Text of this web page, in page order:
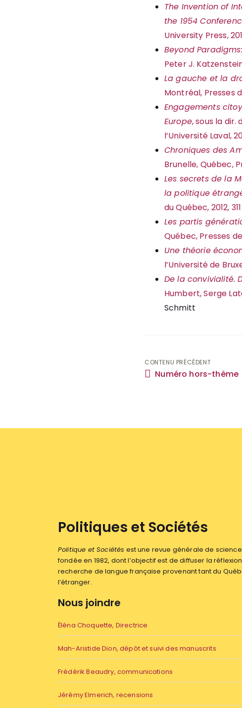
The Invention of
the 1954
University Press,
Beyond
Peter J.
La gauche et la
Montréal, Presses
Engagements
Europe, sous la dir.
l’Université Laval,
Chroniques des
Brunelle, Québec,
Les secrets de la
la politique
du Québec, 2012,
Les partis
Québec, Presses de
Une théorie
l’Université de
De la convivialité.
Humbert, Serge
Schmitt
Navigation
CONTENU PRÉCÉDENT
Numéro hors-thème
Politiques et Sociétés
Politique et Sociétés est une revue générale de
fondée en 1982, dont l’objectif est de diffuser la
recherche de langue française provenant tant du
l’étranger.
Nous joindre
Éléna Choquette, Directrice
Mah-Aristide Dion, dépôt et suivi des manuscrits
Frédérik Beaudry, communications
Jérémy Elmerich, recensions